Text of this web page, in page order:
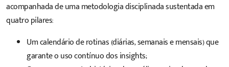
acompanhada de uma metodologia disciplinada sustentada em
quatro pilares:
Um calendário de rotinas (diárias, semanais e mensais) que
garante o uso contínuo dos insights;